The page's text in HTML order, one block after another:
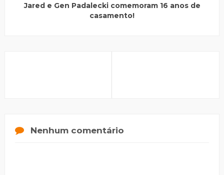
Jared e Gen Padalecki comemoram 16 anos de
casamento!
Nenhum comentário